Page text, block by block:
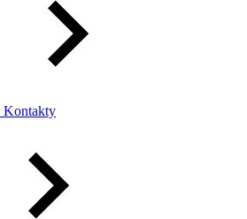
Kontakty